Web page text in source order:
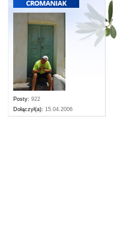
Posty: 922
Dołączył(a): 15.04.2006